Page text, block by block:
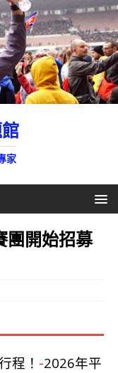
家
團開始招募
！-2026年平壤馬